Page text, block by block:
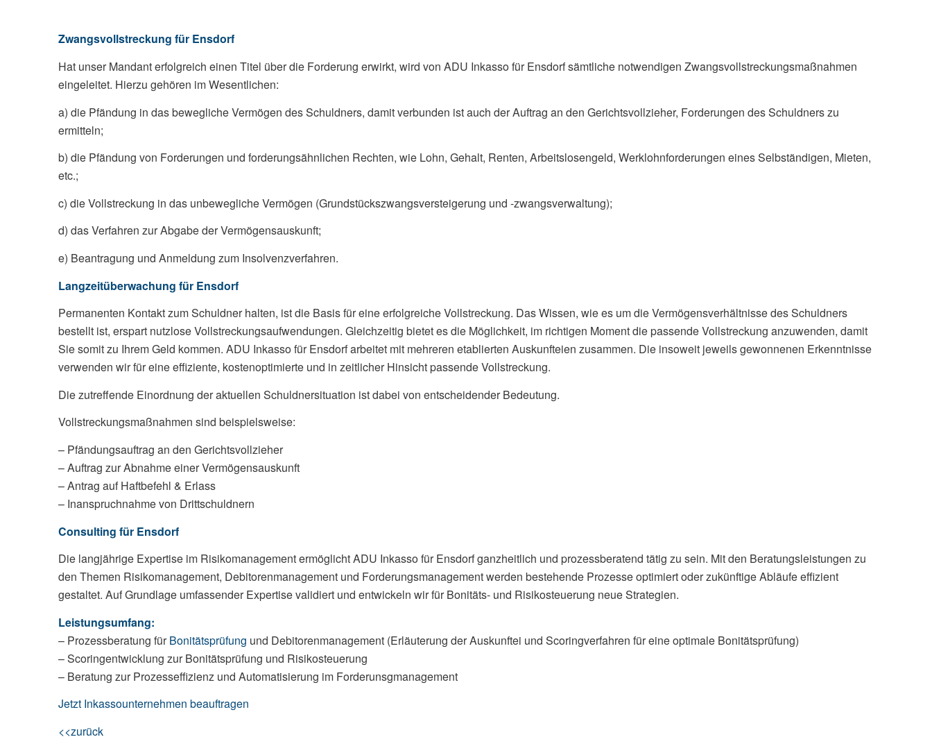
Zwangsvollstreckung für Ensdorf
Hat unser Mandant erfolgreich einen Titel über die Forderung erwirkt, wird von ADU Inkasso für Ensdorf sämtliche notwendigen Zwangsvollstreckungsmaßnahmen
eingeleitet. Hierzu gehören im Wesentlichen:
a) die Pfändung in das bewegliche Vermögen des Schuldners, damit verbunden ist auch der Auftrag an den Gerichtsvollzieher, Forderungen des Schuldners zu
ermitteln;
b) die Pfändung von Forderungen und forderungsähnlichen Rechten, wie Lohn, Gehalt, Renten, Arbeitslosengeld, Werklohnforderungen eines Selbständigen, Mieten,
etc.;
c) die Vollstreckung in das unbewegliche Vermögen (Grundstückszwangsversteigerung und -zwangsverwaltung);
d) das Verfahren zur Abgabe der Vermögensauskunft;
e) Beantragung und Anmeldung zum Insolvenzverfahren.
Langzeitüberwachung für Ensdorf
Permanenten Kontakt zum Schuldner halten, ist die Basis für eine erfolgreiche Vollstreckung. Das Wissen, wie es um die Vermögensverhältnisse des Schuldners
bestellt ist, erspart nutzlose Vollstreckungsaufwendungen. Gleichzeitig bietet es die Möglichkeit, im richtigen Moment die passende Vollstreckung anzuwenden, damit
Sie somit zu Ihrem Geld kommen. ADU Inkasso für Ensdorf arbeitet mit mehreren etablierten Auskunfteien zusammen. Die insoweit jeweils gewonnenen Erkenntnisse
verwenden wir für eine effiziente, kostenoptimierte und in zeitlicher Hinsicht passende Vollstreckung.
Die zutreffende Einordnung der aktuellen Schuldnersituation ist dabei von entscheidender Bedeutung.
Vollstreckungsmaßnahmen sind beispielsweise:
– Pfändungsauftrag an den Gerichtsvollzieher
– Auftrag zur Abnahme einer Vermögensauskunft
– Antrag auf Haftbefehl & Erlass
– Inanspruchnahme von Drittschuldnern
Consulting für Ensdorf
Die langjährige Expertise im Risikomanagement ermöglicht ADU Inkasso für Ensdorf ganzheitlich und prozessberatend tätig zu sein. Mit den Beratungsleistungen zu
den Themen Risikomanagement, Debitorenmanagement und Forderungsmanagement werden bestehende Prozesse optimiert oder zukünftige Abläufe effizient
gestaltet. Auf Grundlage umfassender Expertise validiert und entwickeln wir für Bonitäts- und Risikosteuerung neue Strategien.
Leistungsumfang:
– Prozessberatung fürBonitätsprüfung und Debitorenmanagement (Erläuterung der Auskunftei und Scoringverfahren für eine optimale Bonitätsprüfung)
– Scoringentwicklung zur Bonitätsprüfung und Risikosteuerung
– Beratung zur Prozesseffizienz und Automatisierung im Forderunsgmanagement
Jetzt Inkassounternehmen beauftragen
<<zurück